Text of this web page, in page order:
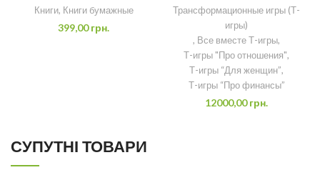
Книги, Книги бумажные
399,00грн.
Трансформационные игры (Т-
игры)
, Все вместе Т-игры,
Т-игры "Про отношения",
Т-игры “Для женщин”,
Т-игры “Про финансы”
12000,00грн.
СУПУТНІ ТОВАРИ